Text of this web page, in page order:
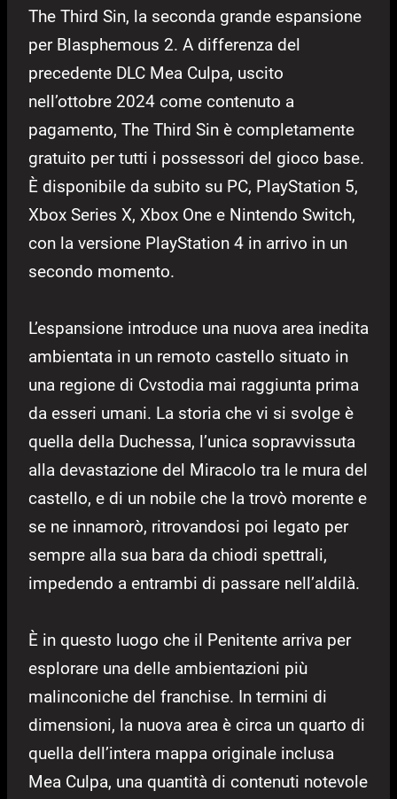
The Third Sin, la seconda grande espansione
per Blasphemous 2. A differenza del
precedente DLC Mea Culpa, uscito
nell’ottobre 2024 come contenuto a
pagamento, The Third Sin è completamente
gratuito per tutti i possessori del gioco base.
È disponibile da subito su PC, PlayStation 5,
Xbox Series X, Xbox One e Nintendo Switch,
con la versione PlayStation 4 in arrivo in un
secondo momento.
L’espansione introduce una nuova area inedita
ambientata in un remoto castello situato in
una regione di Cvstodia mai raggiunta prima
da esseri umani. La storia che vi si svolge è
quella della Duchessa, l’unica sopravvissuta
alla devastazione del Miracolo tra le mura del
castello, e di un nobile che la trovò morente e
se ne innamorò, ritrovandosi poi legato per
sempre alla sua bara da chiodi spettrali,
impedendo a entrambi di passare nell’aldilà.
È in questo luogo che il Penitente arriva per
esplorare una delle ambientazioni più
malinconiche del franchise. In termini di
dimensioni, la nuova area è circa un quarto di
quella dell’intera mappa originale inclusa
Mea Culpa, una quantità di contenuti notevole